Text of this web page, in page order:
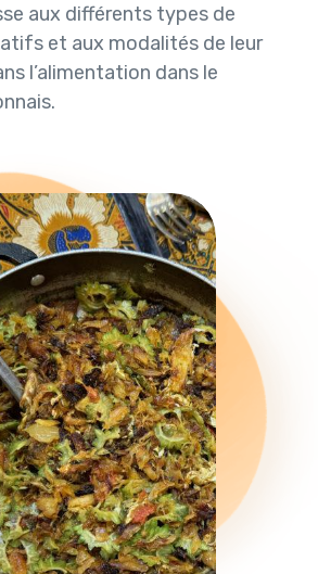
aux différents types de
et aux modalités de leur
l’alimentation dans le